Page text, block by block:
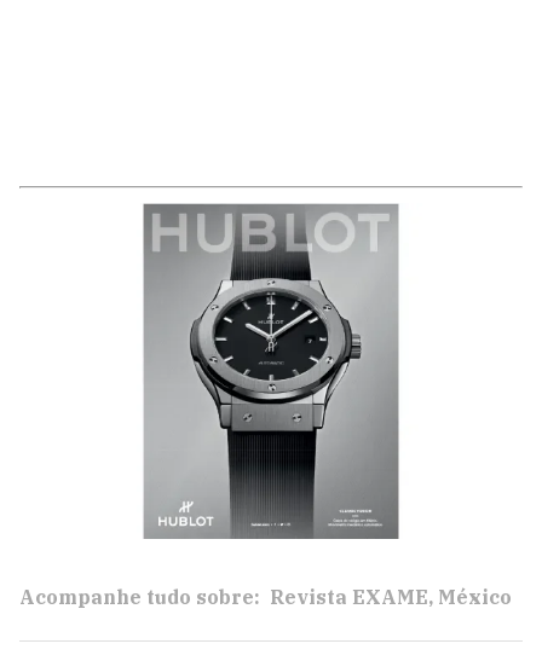
Acompanhe tudo sobre: Revista EXAME México